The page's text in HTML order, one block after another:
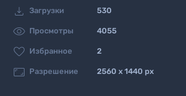
 Загрузки 530
 Просмотры 4055
 Избранное 2
 Разрешение 2560 x 1440 px